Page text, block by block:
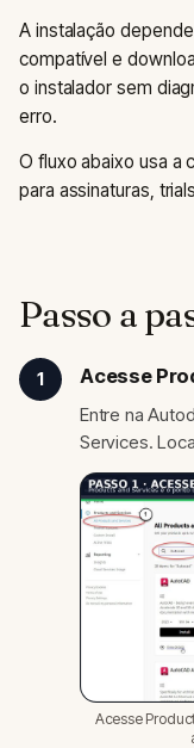
A instalação
compatível e
o instalador sem
erro.
O fluxo abaixo usa a
para assinaturas,
Passo a
1 Acesse
Entre na
Services.
Acesse